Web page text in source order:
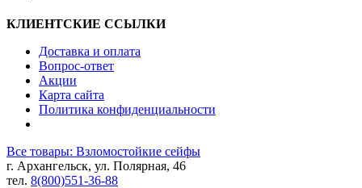
КЛИЕНТСКИЕ ССЫЛКИ
Доставка и оплата
Вопрос-ответ
Акции
Карта сайта
Политика конфиденциальности
Все товары: Взломостойкие сейфы
г. Архангельск, ул. Полярная, 46
тел. 8(800)551-36-88